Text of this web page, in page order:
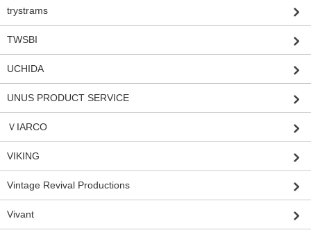
trystrams
TWSBI
UCHIDA
UNUS PRODUCT SERVICE
ＶIARCO
VIKING
Vintage Revival Productions
Vivant